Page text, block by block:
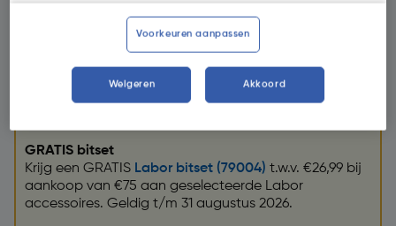
Kies productvariant(4)
GRATIS bitset
Krijg een GRATIS Labor bitset (79004) t.w.v. €26,99 bij
aankoop van €75 aan geselecteerde Labor
accessoires. Geldig t/m 31 augustus 2026.
Voorkeuren aanpassen
Weigeren Akkoord